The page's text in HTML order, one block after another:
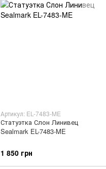
Артикул: EL-7483-ME
Статуэтка Слон Линивец
Sealmark EL-7483-ME
1 850 грн